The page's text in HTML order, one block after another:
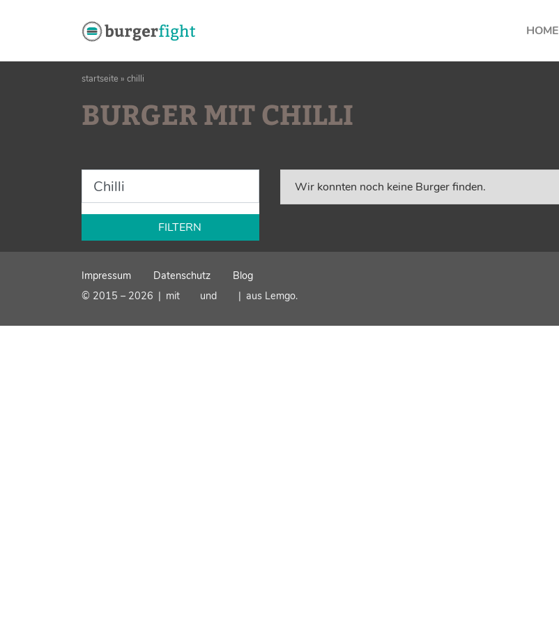
HOME
startseite » chilli
BURGER MIT CHILLI
FILTERN
Wir konnten noch keine Burger finden.
Impressum Datenschutz
Blog
© 2015 – 2026 | mit und | aus Lemgo.